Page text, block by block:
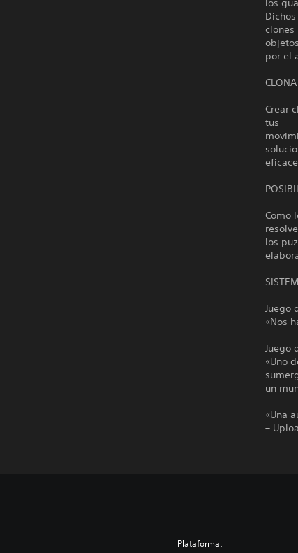
los
Dichos
clones
objetos
por el
Crear
tus
Como
los
Juego
«Nos
Juego
«Uno
un
«Una
–
Plataforma: